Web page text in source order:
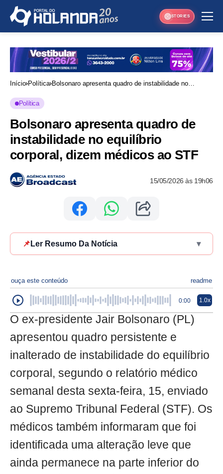
STORIES
Início Política Bolsonaro apresenta quadro de instabilidade no
Política
Bolsonaro apresenta quadro de
instabilidade no equilíbrio
corporal, dizem médicos ao STF
15/05/2026 às 19h06
📌 Ler Resumo Da Notícia ▾
ouça este conteúdo readme
0:00 1.0x
O ex-presidente Jair Bolsonaro (PL)
apresentou quadro persistente e
inalterado de instabilidade do equilíbrio
corporal, segundo o relatório médico
semanal desta sexta-feira, 15, enviado
ao Supremo Tribunal Federal (STF). Os
médicos também informaram que foi
identificada uma alteração leve que
ainda permanece na parte inferior do